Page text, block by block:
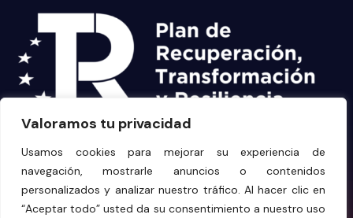
Valoramos tu privacidad
Usamos cookies para mejorar su experiencia de
navegación, mostrarle anuncios o contenidos
personalizados y analizar nuestro tráfico. Al hacer clic en
“Aceptar todo” usted da su consentimiento a nuestro uso